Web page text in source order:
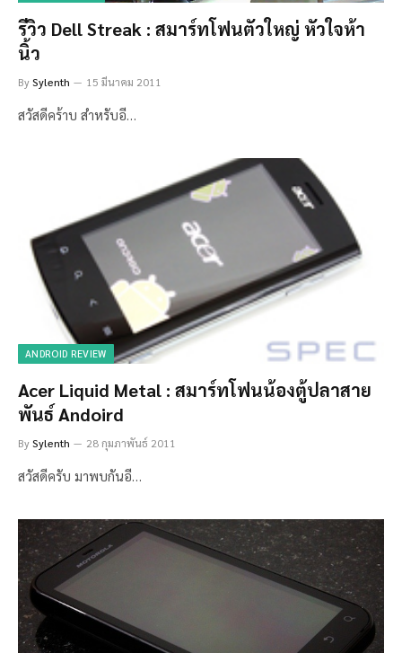
รีวิว Dell Streak : สมาร์ทโฟนตัวใหญ่ หัวใจห้า
นิ้ว
BySylenth 15 มีนาคม 2011
สวัสดีคร้าบ สำหรับอี…
ANDROID REVIEW
Acer Liquid Metal : สมาร์ทโฟนน้องตู้ปลาสาย
พันธ์ Andoird
BySylenth 28 กุมภาพันธ์ 2011
สวัสดีครับ มาพบกันอี…